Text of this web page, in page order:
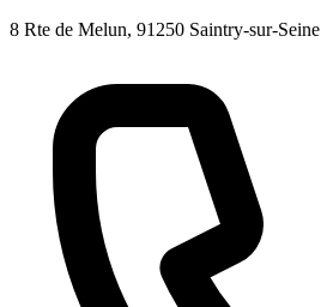
8 Rte de Melun, 91250 Saintry-sur-Seine